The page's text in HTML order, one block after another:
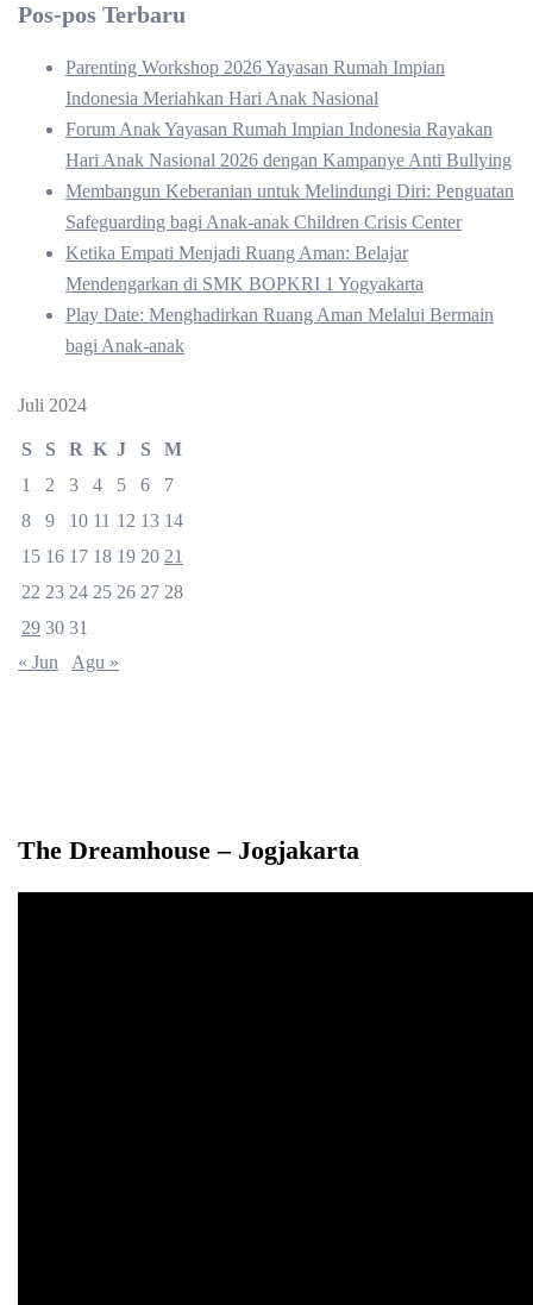
Pos-pos Terbaru
Parenting Workshop 2026 Yayasan Rumah Impian
Indonesia Meriahkan Hari Anak Nasional
Forum Anak Yayasan Rumah Impian Indonesia Rayakan
Hari Anak Nasional 2026 dengan Kampanye Anti Bullying
Membangun Keberanian untuk Melindungi Diri: Penguatan
Safeguarding bagi Anak-anak Children Crisis Center
Ketika Empati Menjadi Ruang Aman: Belajar
Mendengarkan di SMK BOPKRI 1 Yogyakarta
Play Date: Menghadirkan Ruang Aman Melalui Bermain
bagi Anak-anak
Juli 2024
S S R K J S
M
1
2 3 4 5 6
7
8
9 10 11 12 13 14
15 16 17 18 19 20 21
22 23 24 25 26 27 28
29 30 31
« Jun
Agu »
The Dreamhouse – Jogjakarta